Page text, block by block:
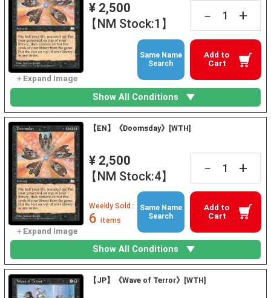
¥ 2,500
【NM Stock:1】
－ +
Add to
Cart
Same Name
Search
Show All Conditions
【EN】《Doomsday》[WTH]
¥ 2,500
【NM Stock:4】
－ +
Add to
Cart
Weekly Sold :
6 items
Same Name
Search
Show All Conditions
【JP】《Wave of Terror》[WTH]